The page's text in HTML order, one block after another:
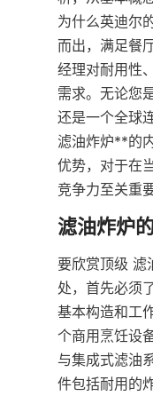
为什么英迪尔
而出，满足餐
经理对耐用性
需求。无论您
还是一个全球
滤油炸炉**的
优势，对于在
竞争力至关重要
要欣赏顶级 滤
处，首先必须
基本构造和工
个商用烹饪设
与集成式滤油
件包括耐用的